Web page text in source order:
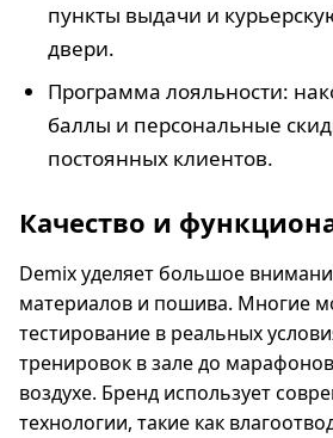
пункты выдачи и
двери.
Программа лояльности:
баллы и персональные
постоянных клиентов.
Качество и
Demix уделяет большое
материалов и пошива. Многие
тестирование в реальных
тренировок в зале до
воздухе. Бренд использует
технологии, такие как